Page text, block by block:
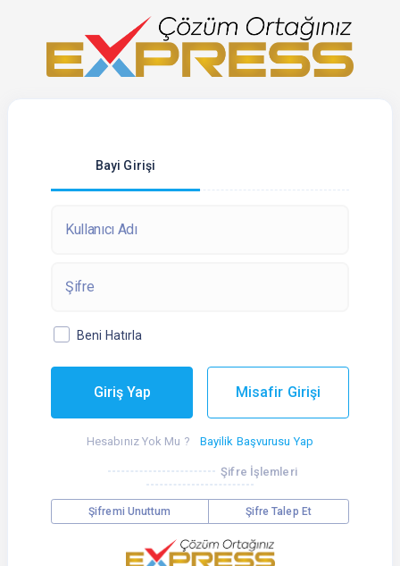
Bayi Girişi
Beni Hatırla
Giriş Yap Misafir Girişi
Hesabınız Yok Mu ? Bayilik Başvurusu Yap
Şifre İşlemleri
Şifremi Unuttum Şifre Talep Et